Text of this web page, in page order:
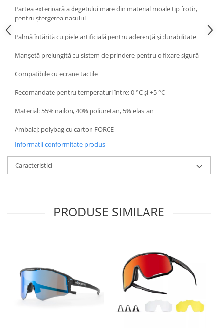
Partea exterioară a degetului mare din material moale tip frotir,
pentru ștergerea nasului
Palmă întărită cu piele artificială pentru aderență și durabilitate
Manșetă prelungită cu sistem de prindere pentru o fixare sigură
Compatibile cu ecrane tactile
Recomandate pentru temperaturi între: 0 °C și +5 °C
Material: 55% nailon, 40% poliuretan, 5% elastan
Ambalaj: polybag cu carton FORCE
Informatii conformitate produs
Caracteristici
PRODUSE SIMILARE